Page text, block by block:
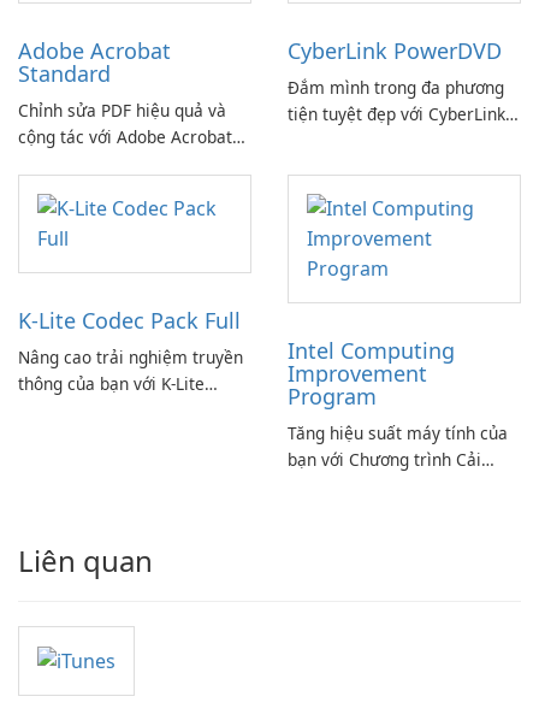
Adobe Acrobat
Standard
Chỉnh sửa PDF hiệu quả và
cộng tác với Adobe Acrobat
CyberLink PowerDVD
Đắm mình trong đa phương
tiện tuyệt đẹp với CyberLink
K-Lite Codec Pack Full
Nâng cao trải nghiệm truyền
thông của bạn với K-Lite
Intel Computing
Improvement
Program
Tăng hiệu suất máy tính của
bạn với Chương trình Cải
Liên quan